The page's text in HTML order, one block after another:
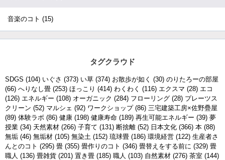
音楽のコト (15)
タグクラウド
SDGS (104) いぐさ (373) い草 (374) お散歩が如く (30) のりたろーの部屋
(66) へりなし畳 (253) ほっこり (414) わくわく (116) エクスマ (28) エコ
(126) エネルギー (108) オーガニック (284) フローリング (28) プレーツス
クリーン (52) マルシェ (92) ワークショップ(86) 三宅建築工房×佐野疊屋
(89) 体験ラボ (86) 健康 (198) 健康寿命 (189) 再生可能エネルギー (39) 夢
授業 (34) 天然素材 (266) 子育て (131) 断捨離 (52) 日本文化 (366) 本 (88)
無垢 (46) 無垢材 (105) 無染土 (152) 琉球畳 (186) 環境経営 (122) 生産者さ
んとのコト (295) 畳 (355) 畳作りのコト (346) 畳替えをする前に (329) 畳
職人 (136) 畳雑貨 (201) 置き畳 (185) 職人 (103) 自然素材 (276) 茶室 (144)